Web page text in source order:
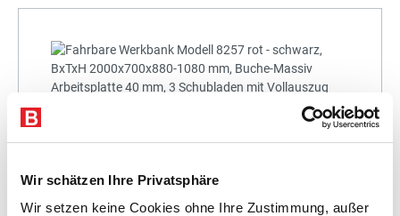
Wir schätzen Ihre Privatsphäre
Wir setzen keine Cookies ohne Ihre Zustimmung, außer